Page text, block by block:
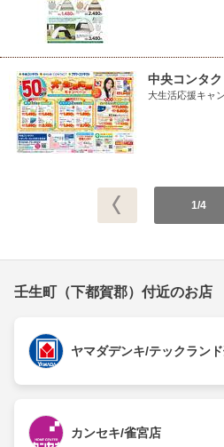
中央コンタ
大生活応援キャ
1/4
壬生町（下都賀郡）付近のお店
ヤマダデンキ/テックラン
カンセキ/雀宮店